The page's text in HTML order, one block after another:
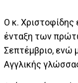
Ο κ. Χριστοφίδης
ένταξη των
Σεπτέμβριο, ενώ
Αγγλικής